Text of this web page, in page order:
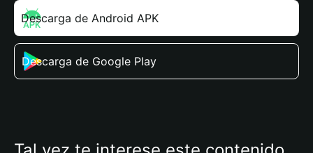
Descarga de Android APK
Descarga de Google Play